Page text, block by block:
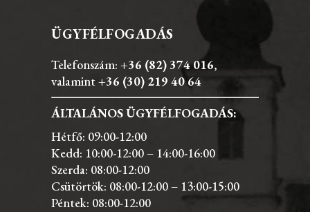
ÜGYFÉLFOGADÁS
Telefonszám: +36 (82) 374 016,
valamint+36 (30) 219 40 64
ÁLTALÁNOS ÜGYFÉLFOGADÁS:
Hétfő: 09:00-12:00
Kedd: 10:00-12:00 – 14:00-16:00
Szerda: 08:00-12:00
Csütörtök: 08:00-12:00 – 13:00-15:00
Péntek: 08:00-12:00